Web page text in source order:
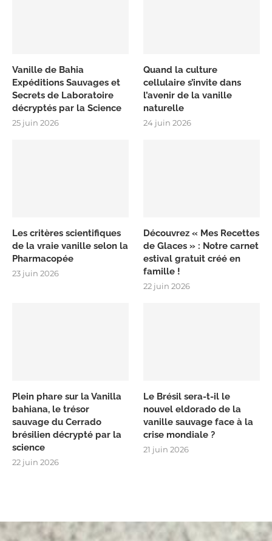
Vanille de Bahia
Expéditions Sauvages et
Secrets de Laboratoire
décryptés par la Science
25 juin 2026
Quand la culture
cellulaire s’invite dans
l’avenir de la vanille
naturelle
24 juin 2026
Les critères scientifiques
de la vraie vanille selon la
Pharmacopée
23 juin 2026
Découvrez « Mes Recettes
de Glaces » : Notre carnet
estival gratuit créé en
famille !
22 juin 2026
Plein phare sur la Vanilla
bahiana, le trésor
sauvage du Cerrado
brésilien décrypté par la
science
22 juin 2026
Le Brésil sera-t-il le
nouvel eldorado de la
vanille sauvage face à la
crise mondiale ?
21 juin 2026